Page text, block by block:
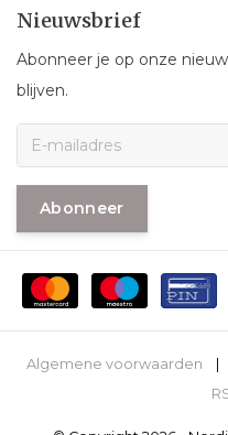
Nieuwsbrief
Abonneer je op onze
blijven.
Abonneer
Algemene voorwaarden